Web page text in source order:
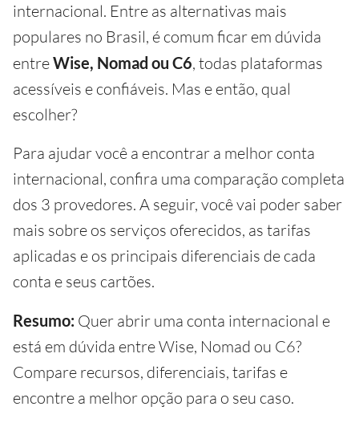
internacional. Entre as alternativas mais
populares no Brasil, é comum ficar em dúvida
entreWise, Nomad ou C6, todas plataformas
acessíveis e confiáveis. Mas e então, qual
escolher?
Para ajudar você a encontrar a melhor conta
internacional, confira uma comparação completa
dos 3 provedores. A seguir, você vai poder saber
mais sobre os serviços oferecidos, as tarifas
aplicadas e os principais diferenciais de cada
conta e seus cartões.
Resumo: Quer abrir uma conta internacional e
está em dúvida entre Wise, Nomad ou C6?
Compare recursos, diferenciais, tarifas e
encontre a melhor opção para o seu caso.